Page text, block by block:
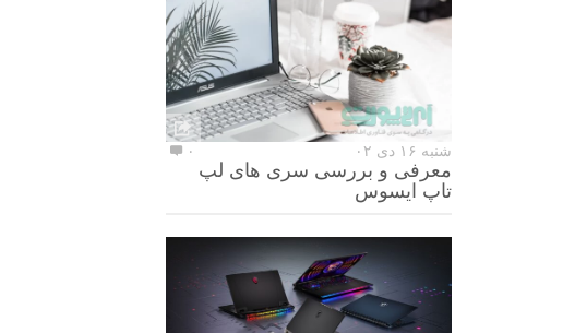
شنبه ۱۶ دی ۰۲ ۰
معرفی و بررسی سری های لپ
تاپ ایسوس